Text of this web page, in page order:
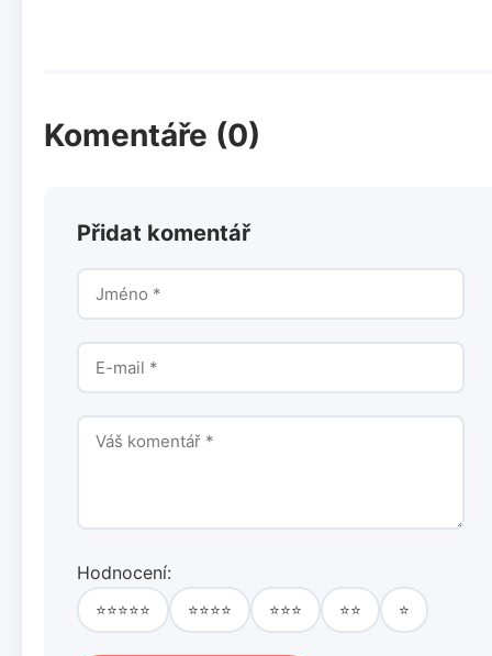
Komentáře (0)
Přidat komentář
Hodnocení:
⭐⭐⭐⭐⭐ ⭐⭐⭐⭐ ⭐⭐⭐ ⭐⭐ ⭐